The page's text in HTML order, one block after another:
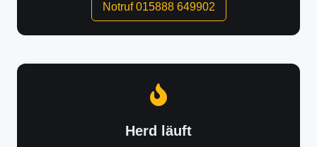
Notruf 015888 649902
Herd läuft